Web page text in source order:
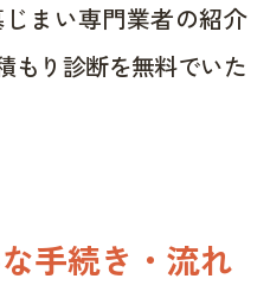
まい専門業者の紹介
もり診断を無料でいた
手続き・流れ